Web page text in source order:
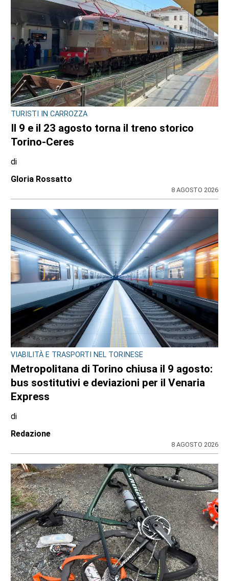
TURISTI IN CARROZZA
Il 9 e il 23 agosto torna il treno storico
Torino-Ceres
di
Gloria Rossatto
8 AGOSTO 2026
VIABILITÀ E TRASPORTI NEL TORINESE
Metropolitana di Torino chiusa il 9 agosto:
bus sostitutivi e deviazioni per il Venaria
Express
di
Redazione
8 AGOSTO 2026